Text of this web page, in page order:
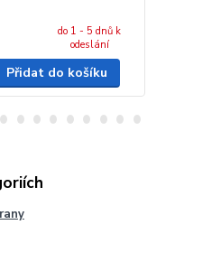
do 1 - 5 dnů k
odeslání
Přidat do košíku